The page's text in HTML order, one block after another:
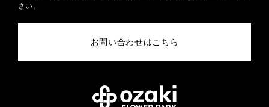
さい。
お問い合わせはこちら